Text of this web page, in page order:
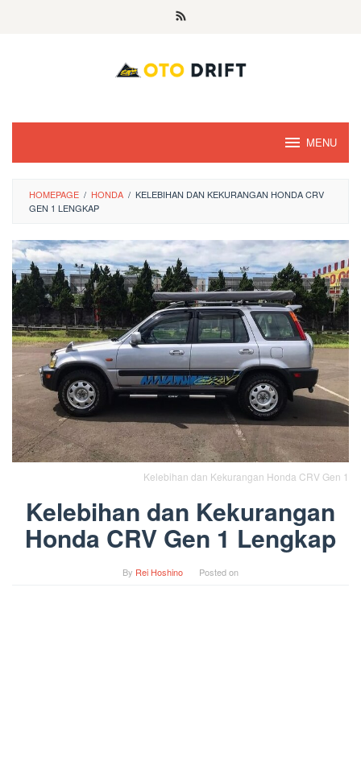
MENU
HOMEPAGE / HONDA / KELEBIHAN DAN KEKURANGAN HONDA CRV
GEN 1 LENGKAP
Kelebihan dan Kekurangan Honda CRV Gen 1
Kelebihan dan Kekurangan
Honda CRV Gen 1 Lengkap
By Rei Hoshino Posted on